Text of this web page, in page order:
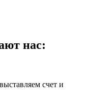
нас:
счет и